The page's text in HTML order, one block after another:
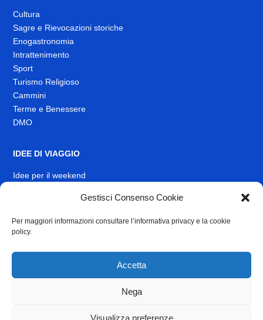
Gestisci Consenso Cookie
Per maggiori informazioni consultare l’informativa privacy e la cookie
policy.
Accetta
Nega
Visualizza preferenze
Cultura
Sagre e Rievocazioni storiche
Enogastronomia
Intrattenimento
Sport
Turismo Religioso
Cammini
Terme e Benessere
DMO
IDEE DI VIAGGIO
Idee per il weekend
INFO
News
Link Utili